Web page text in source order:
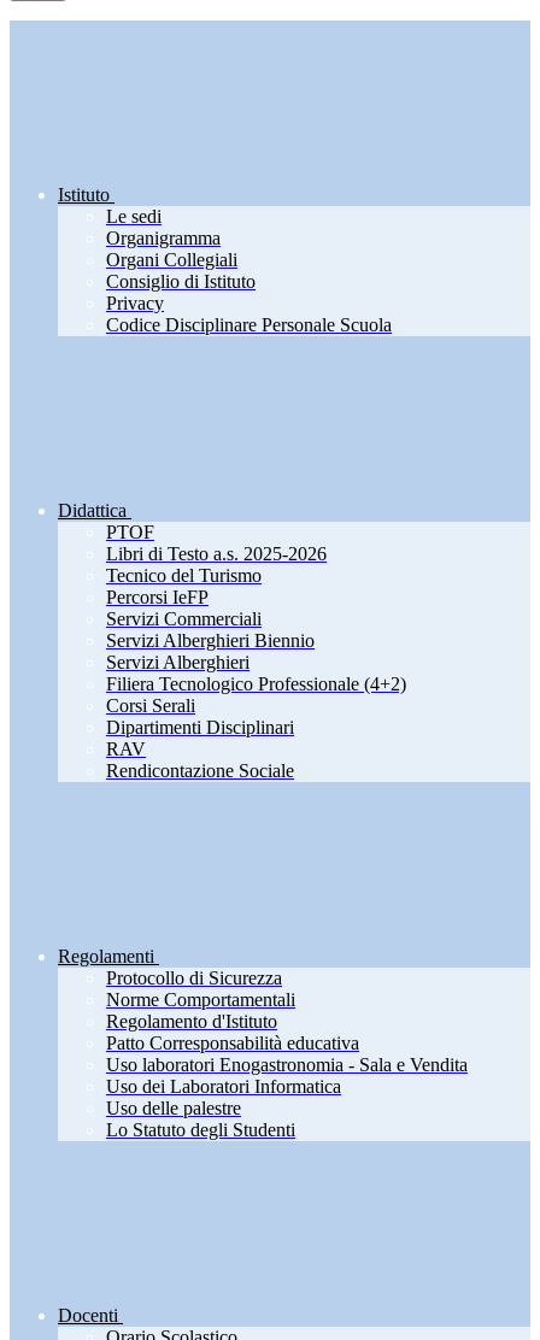
Istituto
Le sedi
Organigramma
Organi Collegiali
Consiglio di Istituto
Privacy
Codice Disciplinare Personale Scuola
Didattica
PTOF
Libri di Testo a.s. 2025-2026
Tecnico del Turismo
Percorsi IeFP
Servizi Commerciali
Servizi Alberghieri Biennio
Servizi Alberghieri
Filiera Tecnologico Professionale (4+2)
Corsi Serali
Dipartimenti Disciplinari
RAV
Rendicontazione Sociale
Regolamenti
Protocollo di Sicurezza
Norme Comportamentali
Regolamento d'Istituto
Patto Corresponsabilità educativa
Uso laboratori Enogastronomia - Sala e Vendita
Uso dei Laboratori Informatica
Uso delle palestre
Lo Statuto degli Studenti
Docenti